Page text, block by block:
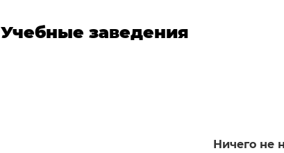
Учебные заведения
Ничего не